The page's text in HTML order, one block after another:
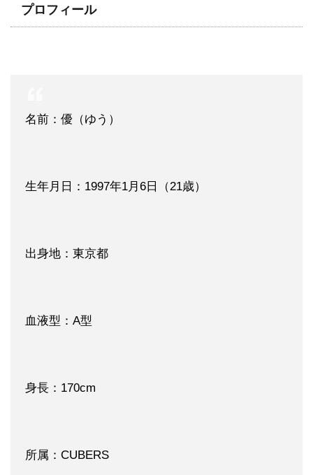
プロフィール
名前：優（ゆう）
生年月日：1997年1月6日（21歳）
出身地：東京都
血液型：A型
身長：170cm
所属：CUBERS